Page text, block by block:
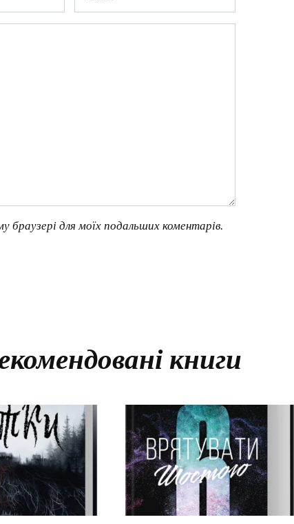
для моїх подальших коментарів.
книги